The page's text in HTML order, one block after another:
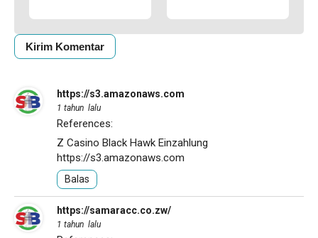
https://s3.amazonaws.com
1 tahun lalu
References:
Z Casino Black Hawk Einzahlung
https://s3.amazonaws.com
Balas
https://samaracc.co.zw/
1 tahun lalu